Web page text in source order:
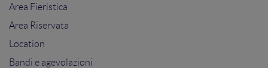
Area Fieristica
Area Riservata
Location
Bandi e agevolazioni